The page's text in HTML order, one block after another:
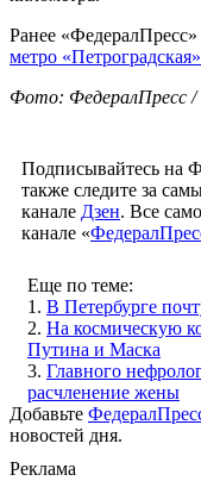
Ранее «ФедералПресс»
метро
Фото: ФедералПресс /
Подписывайтесь на
также следите за
канале Дзен. Все
канале «
Еще по теме:
1. В Петербурге
2. На космическую
Путина и Маска
3. Главного
расчленение жены
Добавьте
новостей дня.
Реклама